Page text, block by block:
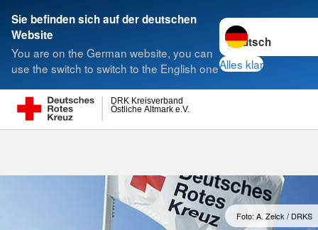
Sie befinden sich auf der deutschen
Website
You are on the German website, you can
use the switch to switch to the English one
Sprache wechseln
Alles klar
Östliche Altmark e.V.
DRK Kreisverband
Suche
Kreisverbände
Foto: A. Zelck / DRKS